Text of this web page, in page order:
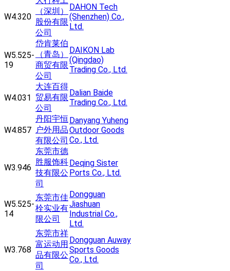
W4.320
（深圳）
股份有限
公司
DAHON Tech
(Shenzhen) Co.,
Ltd.
W5.525-
19
岱肯莱伯
（青岛）
商贸有限
公司
DAIKON Lab
(Qingdao)
Trading Co., Ltd.
W4.031
大连百得
贸易有限
公司
Dalian Baide
Trading Co., Ltd.
W4.857
丹阳宇恒
户外用品
有限公司
Danyang Yuheng
Outdoor Goods
Co., Ltd.
W3.946
东莞市德
胜服饰科
技有限公
司
Deqing Sister
Ports Co., Ltd.
W5.525-
14
东莞市佳
栓实业有
限公司
Dongguan
Jiashuan
Industrial Co.,
Ltd.
W3.768
东莞市祥
富运动用
品有限公
司
Dongguan Auway
Sports Goods
Co., Ltd.